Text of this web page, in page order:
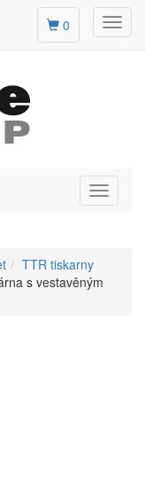
0
Toggle
TTR tiskarny
s vestavěným